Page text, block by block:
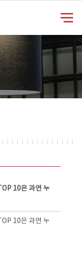
10은 과연 누
10은 과연 누